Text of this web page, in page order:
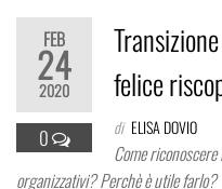
FEB
24
2020
0
felice
di ELISA DOVIO
Come
organizzativi? Perchè è utile farlo?